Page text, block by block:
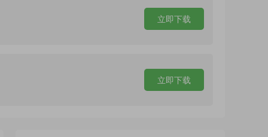
立即下载
立即下载